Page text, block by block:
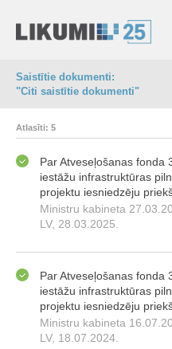
Saistītie dokumenti:
"Citi saistītie dokumenti"
Atlasīti: 5
Par Atveseļošanas fonda
iestāžu infrastruktūras
projektu iesniedzēju
Ministru kabineta
LV, 28.03.2025.
Par Atveseļošanas fonda
iestāžu infrastruktūras
projektu iesniedzēju
Ministru kabineta
LV, 18.07.2024.